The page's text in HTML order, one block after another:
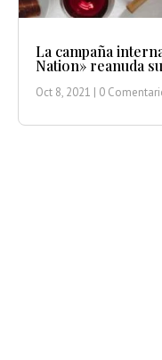
La campaña
Nation» reanuda
Oct 8, 2021 | 0